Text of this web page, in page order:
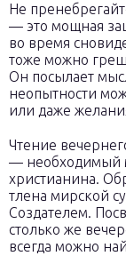
Не
— это мощная
во время
тоже можно
Он посылает
неопытности
или даже
Чтение
— необходимый
христианина.
тлена мирской
Создателем.
столько же
всегда можно